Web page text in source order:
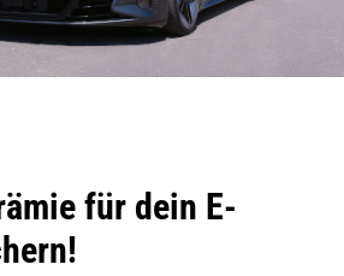
für dein E-